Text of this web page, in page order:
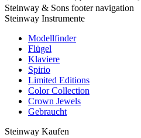
Steinway & Sons footer navigation
Steinway Instrumente
Modellfinder
Flügel
Klaviere
Spirio
Limited Editions
Color Collection
Crown Jewels
Gebraucht
Steinway Kaufen